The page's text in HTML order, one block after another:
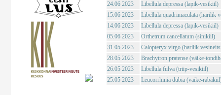
24.06 2023
Libellula depressa (lapik-vesikiil)
15.06 2023
Libellula quadrimaculata (harilik
14.06 2023
Libellula depressa (lapik-vesikiil)
05.06 2023
Orthetrum cancellatum (sinikiil)
31.05 2023
Calopteryx virgo (harilik
28.05 2023
Brachytron pratense (väike-
26.05 2023
Libellula fulva (triip-vesikiil)
25.05 2023
Leucorrhinia dubia (väike-